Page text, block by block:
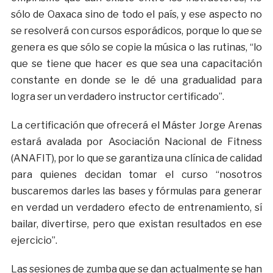
sólo de Oaxaca sino de todo el país, y ese aspecto no
se resolverá con cursos esporádicos, porque lo que se
genera es que sólo se copie la música o las rutinas, “lo
que se tiene que hacer es que sea una capacitación
constante en donde se le dé una gradualidad para
logra ser un verdadero instructor certificado”.
La certificación que ofrecerá el Máster Jorge Arenas
estará avalada por Asociación Nacional de Fitness
(ANAFIT), por lo que se garantiza una clínica de calidad
para quienes decidan tomar el curso “nosotros
buscaremos darles las bases y fórmulas para generar
en verdad un verdadero efecto de entrenamiento, sí
bailar, divertirse, pero que existan resultados en ese
ejercicio”.
Las sesiones de zumba que se dan actualmente se han